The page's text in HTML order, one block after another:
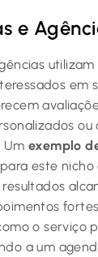
e
utilizam
em
ou
Um exemplo
este
o serviço
a um